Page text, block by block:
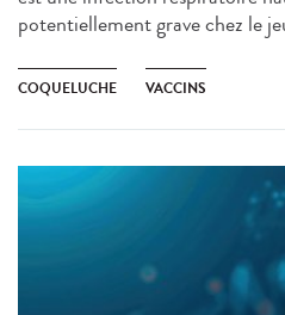
potentiellement grave chez le
COQUELUCHE VACCINS